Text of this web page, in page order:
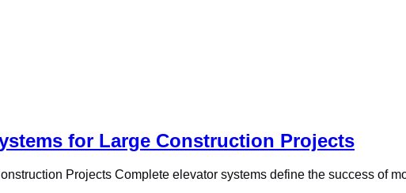
for Large Construction Projects
Projects Complete elevator systems define the success of